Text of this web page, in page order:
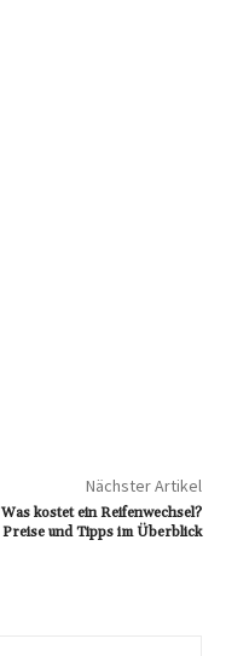
Nächster Artikel
Was kostet ein Reifenwechsel?
Preise und Tipps im Überblick